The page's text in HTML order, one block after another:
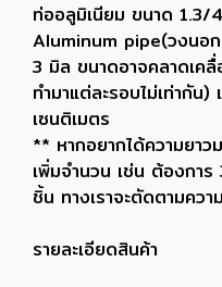
ท่ออลูมิเนียม ขนาด
Aluminum pipe(วงนอ
3 มิล ขนาดอาจคลาดเคลื่
ทำมาแต่ละรอบไม่เท่ากัน
เซนติเมตร
** หากอยากได้ความยา
เพิ่มจำนวน เช่น ต้องกา
ชิ้น ทางเราจะตัดตามคว
รายละเอียดสินค้า